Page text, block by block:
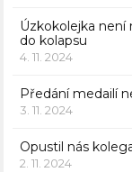
Úzkokolejka není
do kolapsu
4. 11. 2024
Předání medailí
3. 11. 2024
Opustil nás
2. 11. 2024